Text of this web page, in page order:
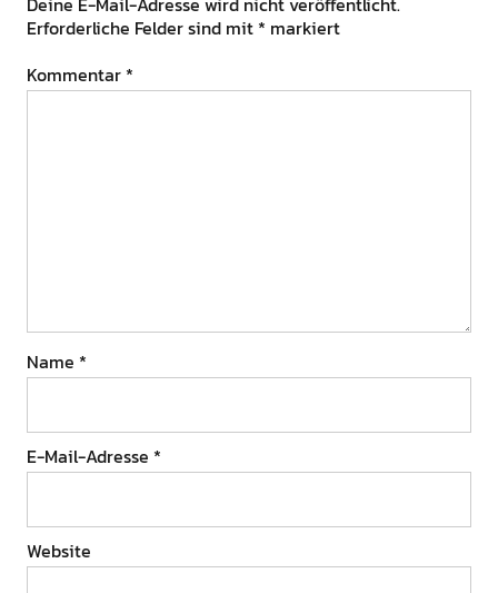
Erforderliche Felder sind mit * markiert
Kommentar *
Name *
E-Mail-Adresse *
Website